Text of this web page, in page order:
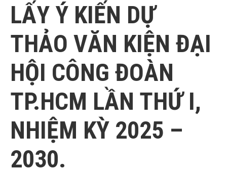
LẤY Ý KIẾN DỰ
THẢO VĂN KIỆN ĐẠI
HỘI CÔNG ĐOÀN
TP.HCM LẦN THỨ I,
NHIỆM KỲ 2025 –
2030.